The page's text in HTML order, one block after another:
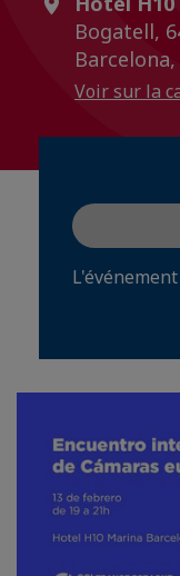
Bogatell,
Voir sur la